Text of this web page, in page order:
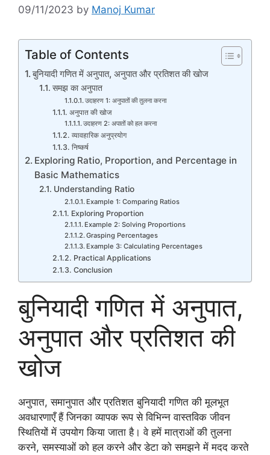
09/11/2023 by Manoj Kumar
Table of Contents
बुनियादी गणित में अनुपात, अनुपात और प्रतिशत की खोज
समझ का अनुपात
उदाहरण 1: अनुपातों की तुलना करना
अनुपात की खोज
उदाहरण 2: अपातों को हल करना
व्यावहारिक अनुप्रयोग
निष्कर्ष
Exploring Ratio, Proportion, and Percentage in
Basic Mathematics
Understanding Ratio
Example 1: Comparing Ratios
Exploring Proportion
Example 2: Solving Proportions
Grasping Percentages
Example 3: Calculating Percentages
Practical Applications
Conclusion
बुनियादी गणित में अनुपात,
अनुपात और प्रतिशत की
खोज
अनुपात, समानुपात और प्रतिशत बुनियादी गणित की मूलभूत
अवधारणाएँ हैं जिनका व्यापक रूप से विभिन्न वास्तविक जीवन
स्थितियों में उपयोग किया जाता है। वे हमें मात्राओं की तुलना
करने, समस्याओं को हल करने और डेटा को समझने में मदद करते